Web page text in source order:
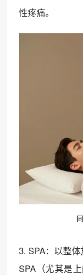
性疼痛。
3. SPA：以整
SPA（尤其是